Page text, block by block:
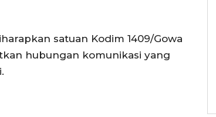
satuan Kodim 1409/Gowa
hubungan komunikasi yang